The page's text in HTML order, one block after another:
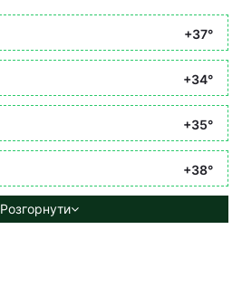
+37°
+34°
+35°
+38°
Розгорнути